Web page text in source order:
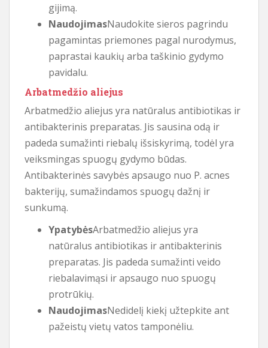
gijimą.
NaudojimasNaudokite sieros pagrindu
pagamintas priemones pagal nurodymus,
paprastai kaukių arba taškinio gydymo
pavidalu.
Arbatmedžio aliejus
Arbatmedžio aliejus yra natūralus antibiotikas ir
antibakterinis preparatas. Jis sausina odą ir
padeda sumažinti riebalų išsiskyrimą, todėl yra
veiksmingas spuogų gydymo būdas.
Antibakterinės savybės apsaugo nuo P. acnes
bakterijų, sumažindamos spuogų dažnį ir
sunkumą.
YpatybėsArbatmedžio aliejus yra
natūralus antibiotikas ir antibakterinis
preparatas. Jis padeda sumažinti veido
riebalavimąsi ir apsaugo nuo spuogų
protrūkių.
NaudojimasNedidelį kiekį užtepkite ant
pažeistų vietų vatos tamponėliu.